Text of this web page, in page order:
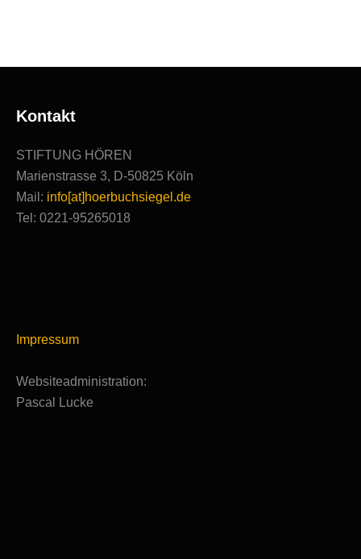
Kontakt
STIFTUNG HÖREN
Marienstrasse 3, D-50825 Köln
Mail: info[at]hoerbuchsiegel.de
Tel: 0221-95265018
Impressum
Websiteadministration:
Pascal Lucke